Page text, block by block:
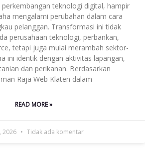
teknologi digital, hampir
mengalami perubahan dalam cara
pelanggan. Transformasi ini tidak
perusahaan teknologi, perbankan,
tetapi juga mulai merambah sektor-
ini identik dengan aktivitas lapangan,
dan perikanan. Berdasarkan
Raja Web Klaten dalam
READ MORE »
2026 Tidak ada komentar